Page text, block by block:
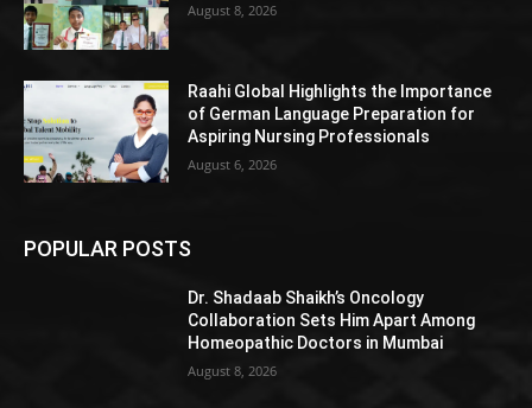
August 8, 2026
Raahi Global Highlights the Importance
of German Language Preparation for
Aspiring Nursing Professionals
August 6, 2026
POPULAR POSTS
Dr. Shadaab Shaikh’s Oncology
Collaboration Sets Him Apart Among
Homeopathic Doctors in Mumbai
August 8, 2026